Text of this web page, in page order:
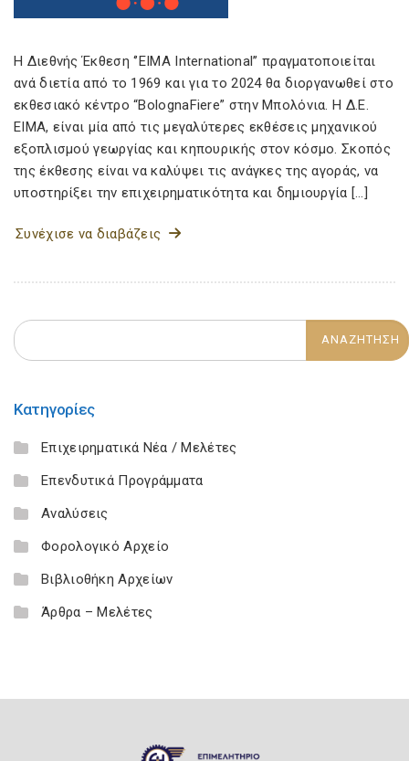
Η Διεθνής Έκθεση ‘’EIMA International’’ πραγματοποιείται
ανά διετία από το 1969 και για το 2024 θα διοργανωθεί στο
εκθεσιακό κέντρο “BolognaFiere” στην Μπολόνια. H Δ.Ε.
ΕΙΜΑ, είναι μία από τις μεγαλύτερες εκθέσεις μηχανικού
εξοπλισμού γεωργίας και κηπουρικής στον κόσμο. Σκοπός
της έκθεσης είναι να καλύψει τις ανάγκες της αγοράς, να
υποστηρίξει την επιχειρηματικότητα και δημιουργία […]
Συνέχισε να διαβάζεις
Κατηγορίες
Επιχειρηματικά Νέα / Μελέτες
Επενδυτικά Προγράμματα
Αναλύσεις
Φορολογικό Αρχείο
Βιβλιοθήκη Αρχείων
Άρθρα – Μελέτες